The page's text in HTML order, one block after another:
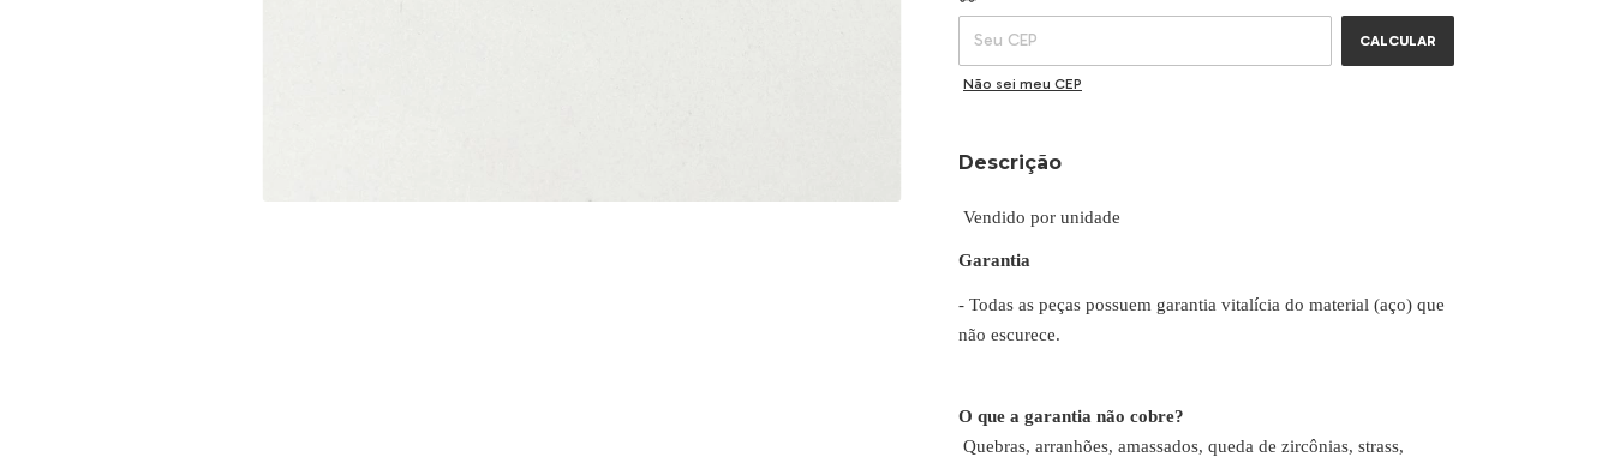
CALCULAR
Não sei meu CEP
Descrição
Vendido por unidade
Garantia
- Todas as peças possuem garantia vitalícia do material (aço) que
não escurece.
O que a garantia não cobre?
Quebras, arranhões, amassados, queda de zircônias, strass,